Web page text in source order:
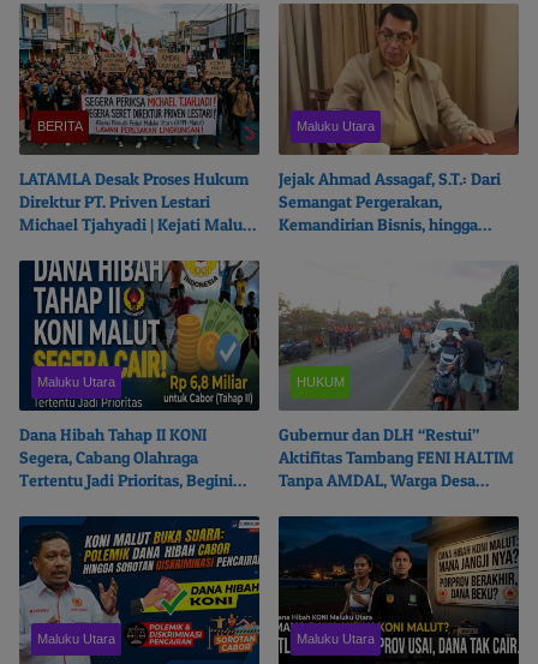
BERITA
LATAMLA Desak Proses Hukum
Direktur PT. Priven Lestari
Michael Tjahyadi | Kejati Malut
Maluku Utara
Jejak Ahmad Assagaf, S.T.: Dari
Semangat Pergerakan,
Kemandirian Bisnis, hingga
Maluku Utara
Dana Hibah Tahap II KONI
Segera, Cabang Olahraga
Tertentu Jadi Prioritas, Begini
HUKUM
Gubernur dan DLH “Restui”
Aktifitas Tambang FENI HALTIM
Tanpa AMDAL, Warga Desa
Maluku Utara Maluku Utara